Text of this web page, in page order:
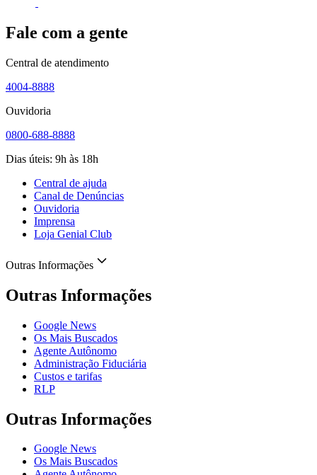
Fale com a gente
Central de atendimento
4004-8888
Ouvidoria
0800-688-8888
Dias úteis: 9h às 18h
Central de ajuda
Canal de Denúncias
Ouvidoria
Imprensa
Loja Genial Club
Outras Informações
Outras Informações
Google News
Os Mais Buscados
Agente Autônomo
Administração Fiduciária
Custos e tarifas
RLP
Outras Informações
Google News
Os Mais Buscados